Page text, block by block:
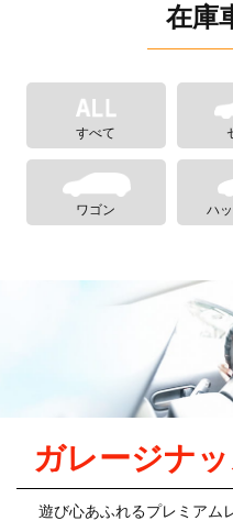
在庫
すべて
ワゴン ハ
ガレージナ
遊び心あふれるプレミアム